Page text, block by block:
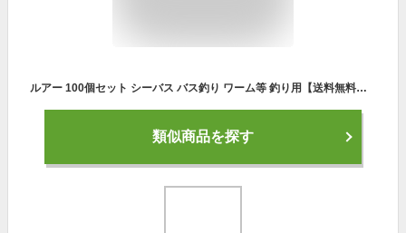
ルアー 100個セット シーバス バス釣り ワーム等 釣り用【送料無料】ケース付き 完全攻略 多種類 釣り 海水魚 淡水魚 初心者 ルアーセット ルアー クランクベイト スピナーベイト ワーム ジグヘッド フック 【あす楽対応】 クリスマスプレゼント
類似商品を探す